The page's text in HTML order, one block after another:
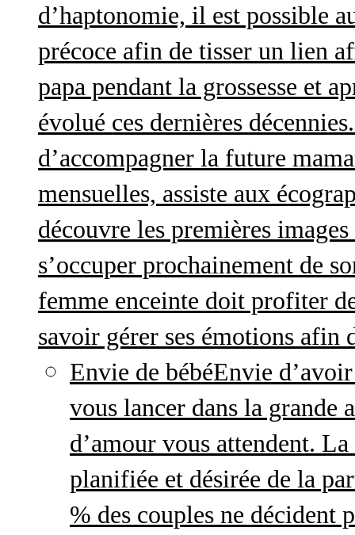
d’haptonomie, il est possible
précoce afin de tisser un lien
papa pendant la grossesse et
évolué ces dernières
d’accompagner la future
mensuelles, assiste aux
découvre les premières
s’occuper prochainement de
femme enceinte doit profiter
savoir gérer ses émotions
Envie de bébéEnvie
vous lancer dans la grande
d’amour vous attendent.
planifiée et désirée de la
% des couples ne décident